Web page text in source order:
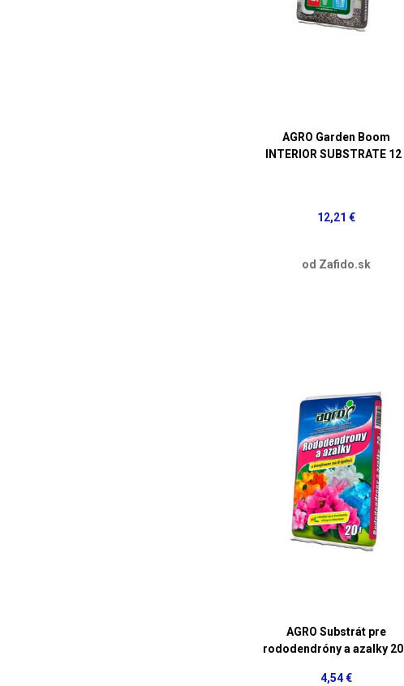
AGRO Garden Boom
INTERIOR SUBSTRATE 12 l
12,21 €
od Zafido.sk
AGRO Substrát pre
rododendróny a azalky 20 l
4,54 €